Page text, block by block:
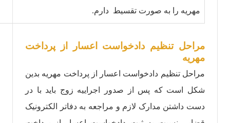
مهریه را به صورت تقسیط دارم.
مراحل تنظیم دادخواست اعسار از پرداخت
مهریه
مراحل تنظیم دادخواست اعسار از پرداخت مهریه بدین
شکل است که پس از صدور اجراییه زوج باید با در
دست داشتن مدارک لازم و مراجعه به دفاتر الکترونیک